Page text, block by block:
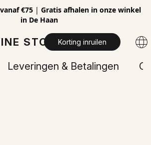
€75 | Gratis afhalen in onze winkel
in De Haan
STOREKorting inruilen
Leveringen & Betalingen